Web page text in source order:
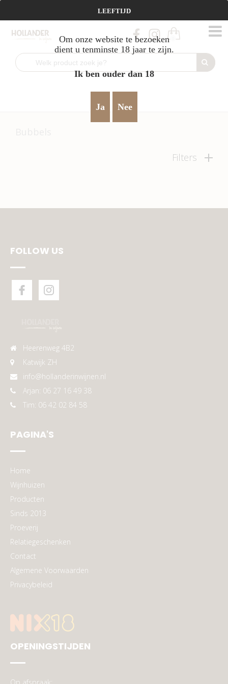
Vanaf €95 gratis verzending!
PRODUCTEN
Wit
Filters
FOLLOW US
Heerenweg 4B2
Katwijk ZH
info@hollanderinwijnen.nl
Arjan: 06 27 16 49 38
Tim: 06 42 02 84 58
PAGINA'S
Home
Wijnhuizen
Producten
Sinds 2013
Proeverij
Relatiegeschenken
Contact
Algemene Voorwaarden
Privacybeleid
OPENINGSTIJDEN
Op afspraak:
LEEFTIJD
Om onze website te bezoeken
dient u tenminste 18 jaar te zijn.
Ik ben ouder dan 18
Ja Nee